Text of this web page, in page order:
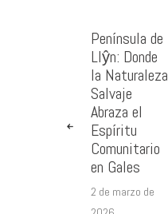
Península de
Llŷn: Donde
la Naturaleza
Salvaje
Abraza el
Espíritu
Comunitario
en Gales
2 de marzo de